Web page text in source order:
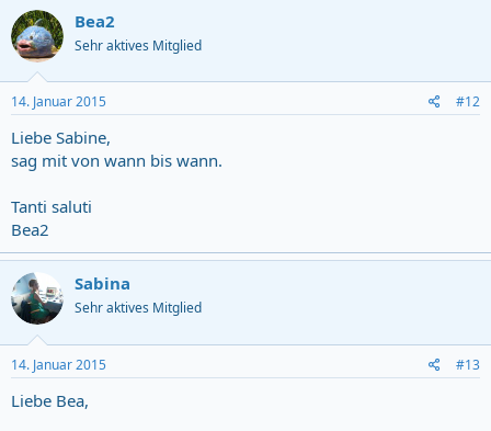
Bea2
Sehr aktives Mitglied
14. Januar 2015 #12
Liebe Sabine,
sag mit von wann bis wann.
Tanti saluti
Bea2
Sabina
Sehr aktives Mitglied
14. Januar 2015 #13
Liebe Bea,